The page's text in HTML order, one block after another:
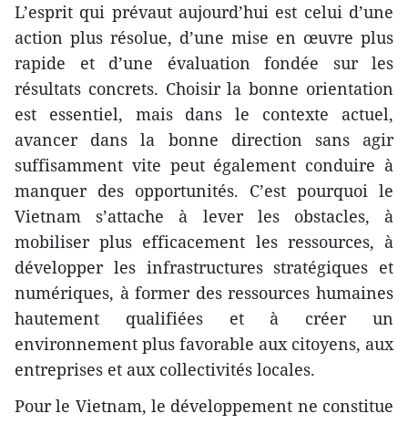
L’esprit qui prévaut aujourd’hui est celui d’une
action plus résolue, d’une mise en œuvre plus
rapide et d’une évaluation fondée sur les
résultats concrets. Choisir la bonne orientation
est essentiel, mais dans le contexte actuel,
avancer dans la bonne direction sans agir
suffisamment vite peut également conduire à
manquer des opportunités. C’est pourquoi le
Vietnam s’attache à lever les obstacles, à
mobiliser plus efficacement les ressources, à
développer les infrastructures stratégiques et
numériques, à former des ressources humaines
hautement qualifiées et à créer un
environnement plus favorable aux citoyens, aux
entreprises et aux collectivités locales.
Pour le Vietnam, le développement ne constitue